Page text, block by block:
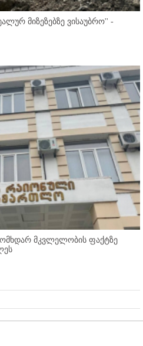
მიზეზებზე ვისაუბრო'' -
მკვლელობის ფაქტზე